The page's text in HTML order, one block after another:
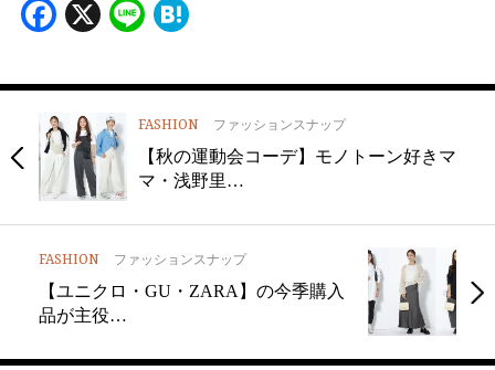
Facebook
X Line
FASHION ファッションスナップ
【秋の運動会コーデ】モノトーン好きマ
マ・浅野里…
FASHION ファッションスナップ
【ユニクロ・GU・ZARA】の今季購入
品が主役…